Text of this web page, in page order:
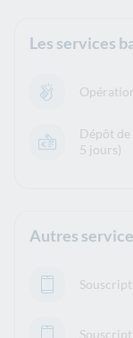
Les services
Dépôt de
5 jours)
Autres